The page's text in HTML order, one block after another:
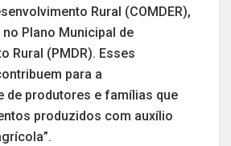
Rural (COMDER),
Plano Municipal de
Rural (PMDR). Esses
para a
de produtores e famílias que
produzidos com auxílio